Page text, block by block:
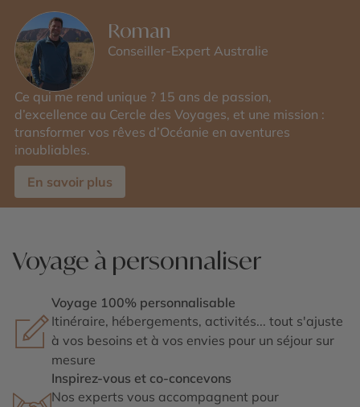
Roman
Conseiller-Expert Australie
Ce qui me rend unique ? 15 ans de passion,
d’excellence au Cercle des Voyages, et une mission :
transformer vos rêves d’Océanie en aventures
inoubliables.
En savoir plus
Voyage à personnaliser
Voyage 100% personnalisable
Itinéraire, hébergements, activités... tout s'ajuste
à vos besoins et à vos envies pour un séjour sur
mesure
Inspirez-vous et co-concevons
Nos experts vous accompagnent pour